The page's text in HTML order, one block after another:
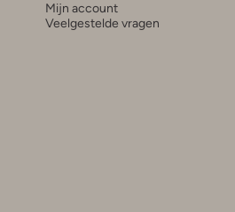
Mijn account
Veelgestelde vragen